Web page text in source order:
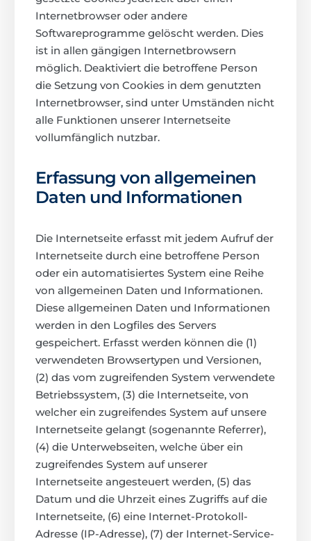
Internetbrowser oder andere
Softwareprogramme gelöscht werden. Dies
ist in allen gängigen Internetbrowsern
möglich. Deaktiviert die betroffene Person
die Setzung von Cookies in dem genutzten
Internetbrowser, sind unter Umständen nicht
alle Funktionen unserer Internetseite
vollumfänglich nutzbar.
Erfassung von allgemeinen
Daten und Informationen
Die Internetseite erfasst mit jedem Aufruf der
Internetseite durch eine betroffene Person
oder ein automatisiertes System eine Reihe
von allgemeinen Daten und Informationen.
Diese allgemeinen Daten und Informationen
werden in den Logfiles des Servers
gespeichert. Erfasst werden können die (1)
verwendeten Browsertypen und Versionen,
(2) das vom zugreifenden System verwendete
Betriebssystem, (3) die Internetseite, von
welcher ein zugreifendes System auf unsere
Internetseite gelangt (sogenannte Referrer),
(4) die Unterwebseiten, welche über ein
zugreifendes System auf unserer
Internetseite angesteuert werden, (5) das
Datum und die Uhrzeit eines Zugriffs auf die
Internetseite, (6) eine Internet-Protokoll-
Adresse (IP-Adresse), (7) der Internet-Service-